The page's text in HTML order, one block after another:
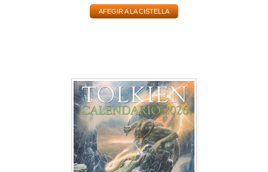
AFEGIR A LA CISTELLA